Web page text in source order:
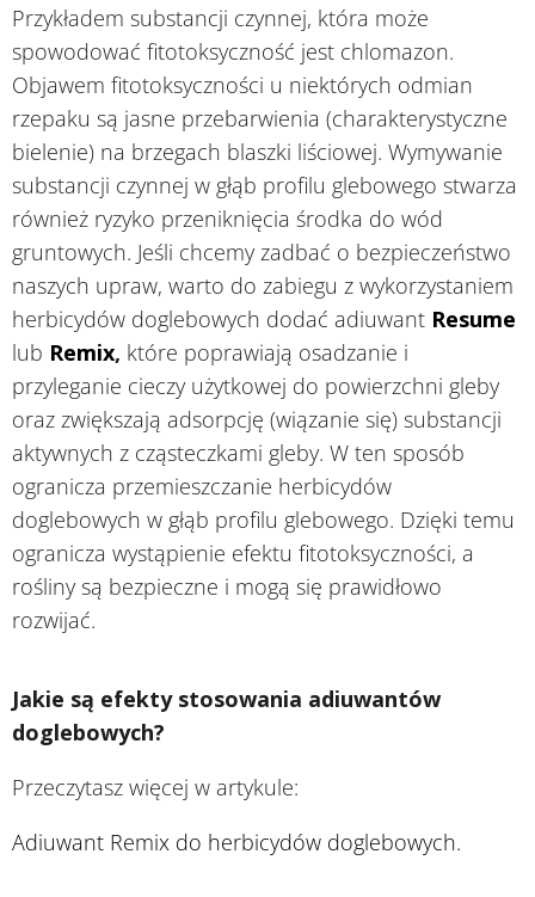
Przykładem substancji czynnej, która może
spowodować fitotoksyczność jest chlomazon.
Objawem fitotoksyczności u niektórych odmian
rzepaku są jasne przebarwienia (charakterystyczne
bielenie) na brzegach blaszki liściowej. Wymywanie
substancji czynnej w głąb profilu glebowego stwarza
również ryzyko przeniknięcia środka do wód
gruntowych. Jeśli chcemy zadbać o bezpieczeństwo
naszych upraw, warto do zabiegu z wykorzystaniem
herbicydów doglebowych dodać adiuwant Resume
lub Remix, które poprawiają osadzanie i
przyleganie cieczy użytkowej do powierzchni gleby
oraz zwiększają adsorpcję (wiązanie się) substancji
aktywnych z cząsteczkami gleby. W ten sposób
ogranicza przemieszczanie herbicydów
doglebowych w głąb profilu glebowego. Dzięki temu
ogranicza wystąpienie efektu fitotoksyczności, a
rośliny są bezpieczne i mogą się prawidłowo
rozwijać.
Jakie są efekty stosowania adiuwantów
doglebowych?
Przeczytasz więcej w artykule:
Adiuwant Remix do herbicydów doglebowych.